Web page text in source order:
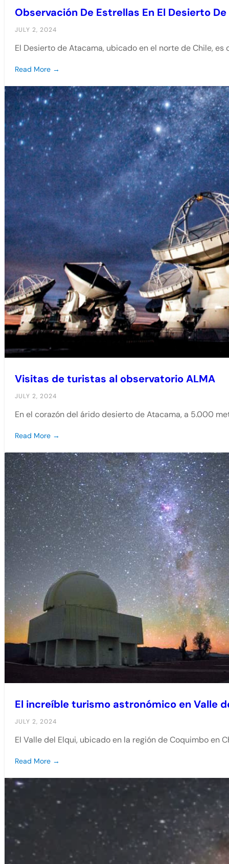
Observación De Estrellas En El Desierto
JULY 2, 2024
El Desierto de Atacama, ubicado en el norte de Chile, es
Read More →
Visitas de turistas al observatorio ALMA
JULY 2, 2024
En el corazón del árido desierto de Atacama, a 5.000
Read More →
El increíble turismo astronómico en Valle
JULY 2, 2024
El Valle del Elqui, ubicado en la región de Coquimbo en
Read More →